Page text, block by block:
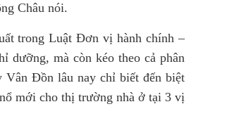
Châu nói.
trong Luật Đơn vị hành chính –
mà còn kéo theo cả phân
Vân Đồn lâu nay chỉ biết đến biệt
mới cho thị trường nhà ở tại 3 vị